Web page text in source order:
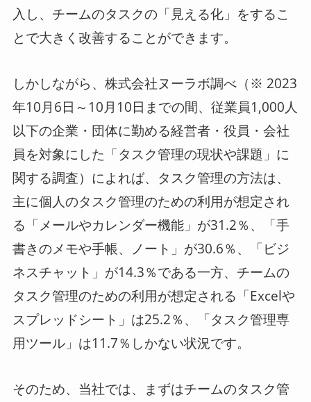
入し、チームのタスクの「見える化」をするこ
とで大きく改善することができます。
しかしながら、株式会社ヌーラボ調べ（※ 2023
年10月6日～10月10日までの間、従業員1,000人
以下の企業・団体に勤める経営者・役員・会社
員を対象にした「タスク管理の現状や課題」に
関する調査）によれば、タスク管理の方法は、
主に個人のタスク管理のための利用が想定され
る「メールやカレンダー機能」が31.2％、「手
書きのメモや手帳、ノート」が30.6％、「ビジ
ネスチャット」が14.3％である一方、チームの
タスク管理のための利用が想定される「Excelや
スプレッドシート」は25.2％、「タスク管理専
用ツール」は11.7％しかない状況です。
そのため、当社では、まずはチームのタスク管